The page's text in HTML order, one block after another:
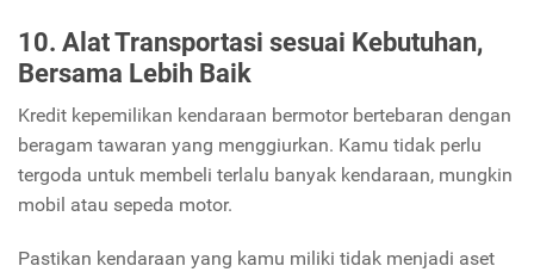
10. Alat Transportasi sesuai Kebutuhan,
Bersama Lebih Baik
Kredit kepemilikan kendaraan bermotor bertebaran dengan
beragam tawaran yang menggiurkan. Kamu tidak perlu
tergoda untuk membeli terlalu banyak kendaraan, mungkin
mobil atau sepeda motor.
Pastikan kendaraan yang kamu miliki tidak menjadi aset